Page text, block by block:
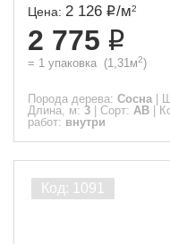
Цена: 2 126 /м2
2 775
= 1 упаковка (1,31 м2)
Порода дерева: Сосна
Длина, м: 3 Сорт: АВ
работ: внутри